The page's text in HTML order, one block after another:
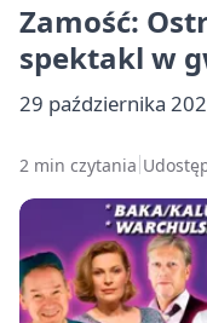
Zamość:
spektakl w
29 października
2 min czytania